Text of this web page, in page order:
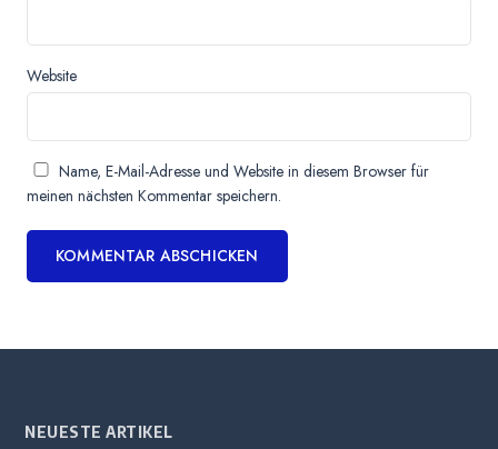
Website
Name, E-Mail-Adresse und Website in diesem Browser für
meinen nächsten Kommentar speichern.
NEUESTE ARTIKEL